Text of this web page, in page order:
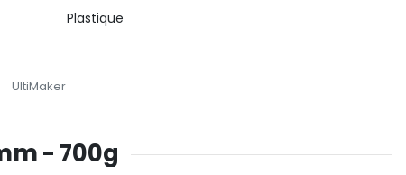
Plastique
UltiMaker
- 700g